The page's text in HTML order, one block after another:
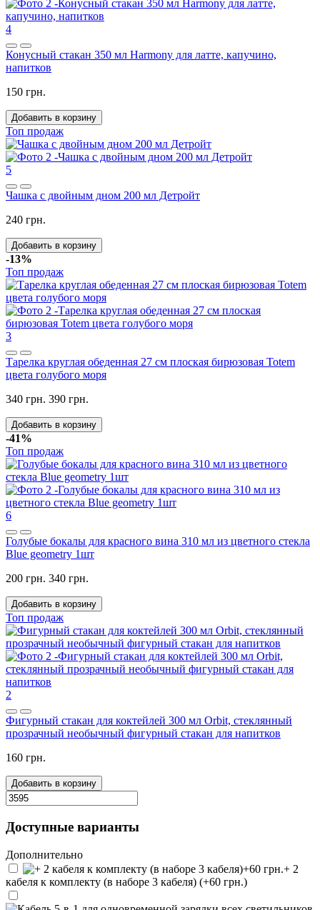
4
Конусный стакан 350 мл Harmony для латте, капучино,
напитков
150 грн.
Добавить в корзину
Топ продаж
5
Чашка с двойным дном 200 мл Детройт
240 грн.
Добавить в корзину
-13%
Топ продаж
3
Тарелка круглая обеденная 27 см плоская бирюзовая Totem
цвета голубого моря
340 грн. 390 грн.
Добавить в корзину
-41%
Топ продаж
6
Голубые бокалы для красного вина 310 мл из цветного стекла
Blue geometry 1шт
200 грн. 340 грн.
Добавить в корзину
Топ продаж
2
Фигурный стакан для коктейлей 300 мл Orbit, стеклянный
прозрачный необычный фигурный стакан для напитков
160 грн.
Добавить в корзину
Доступные варианты
Дополнительно
+ 2
кабеля к комплекту (в наборе 3 кабеля) (+60 грн.)